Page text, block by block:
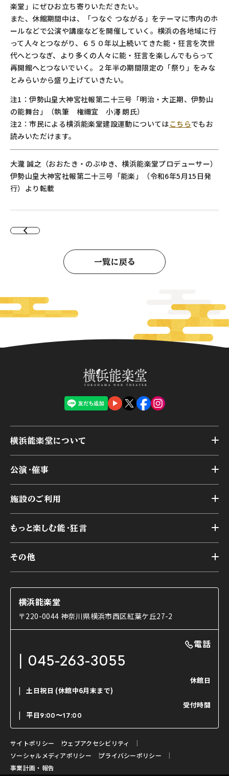
楽堂」にぜひお立ち寄りいただきたい。
また、休館期間中は、「つなぐ つながる」をテーマに市内のホ
ールなどで公演や講座などを開催していく。横浜の各地域に行
って人々とつながり、６５０年以上続いてきた能・狂言を次世
代へとつなぎ、より多くの人々に能・狂言を楽しんでもらって
再開館へとつないでいく。２年半の期間限定の「祭り」をみな
とみらいから盛り上げていきたい。
注1：伊勢山皇大神宮社報第二十三号「明治・大正期、伊勢山
の能舞台」（執筆 権禰宜 小澤 朗氏）
注2：市民による横浜能楽堂建設運動についてはこちらでもお
読みいただけます。
大瀧 誠之（おおたき・のぶゆき、横浜能楽堂プロデューサー）
伊勢山皇大神宮社報第二十三号「能楽」（令和6年5月15日発
行）より転載
一覧に戻る
横浜能楽堂について
横浜能楽堂が取り組んだ事業
能舞台の歴史と特徴
様々なお客様に向けて
本舞台座席
交通アクセス
公演・催事
アーカイブ
施設のご利用
第二舞台
研修室
楽屋
ご利用の流れ
利用料金表
もっと楽しむ能・狂言
能舞台と演じ手
使用する道具
能・狂言の曲目説明
日本の古典芸能
その他
コラム
OTABISHO
チケット購入方法
ご寄附について
よくいただくご質問
お問い合わせ
横浜能楽堂
〒220-0044 神奈川県横浜市西区紅葉ケ丘27-2
電話
045-263-3055
休館日
土日祝日 (休館中6月末まで)
受付時間
平日9:00〜17:00
サイトポリシー
ウェブアクセシビリティ
ソーシャルメディアポリシー
プライバシーポリシー
事業計画・報告